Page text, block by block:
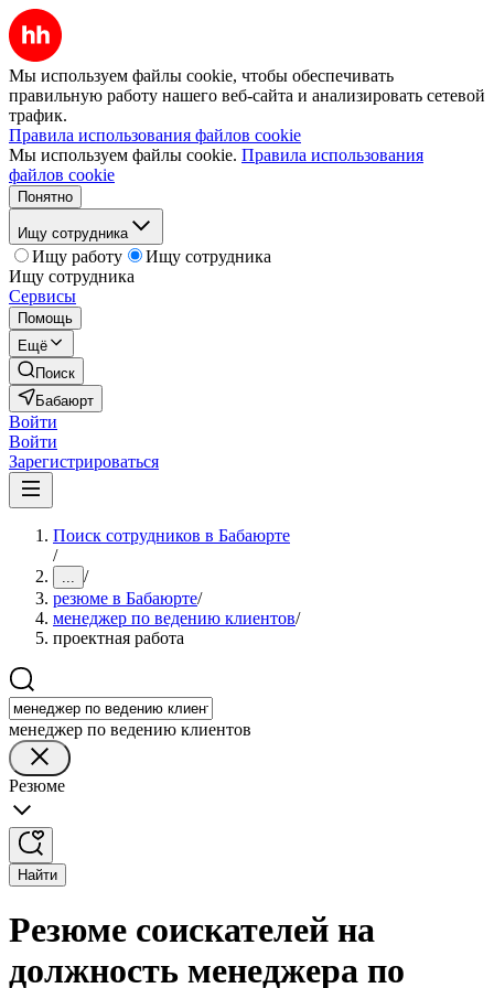
Мы используем файлы cookie, чтобы обеспечивать
правильную работу нашего веб-сайта и анализировать сетевой
трафик.
Правила использования файлов cookie
Мы используем файлы cookie. Правила использования
файлов cookie
Понятно
Ищу сотрудника
Ищу работу
Ищу сотрудника
Ищу сотрудника
Сервисы
Помощь
Ещё
Поиск
Бабаюрт
Войти
Войти
Зарегистрироваться
Поиск сотрудников в Бабаюрте
/
... /
резюме в Бабаюрте/
менеджер по ведению клиентов/
проектная работа
менеджер по ведению клиентов
Резюме
Найти
Резюме соискателей на
должность менеджера по